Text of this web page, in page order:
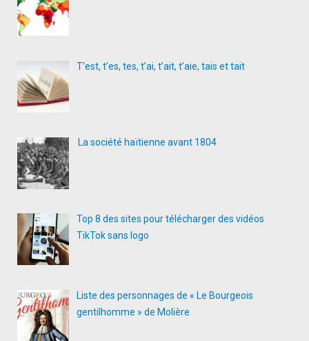
T’est, t’es, tes, t’ai, t’ait, t’aie, tais et tait
La société haïtienne avant 1804
Top 8 des sites pour télécharger des vidéos
TikTok sans logo
Liste des personnages de « Le Bourgeois
gentilhomme » de Molière